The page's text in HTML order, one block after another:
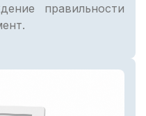
правильности